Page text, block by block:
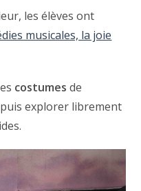
les élèves ont
musicales, la joie
costumes de
explorer librement